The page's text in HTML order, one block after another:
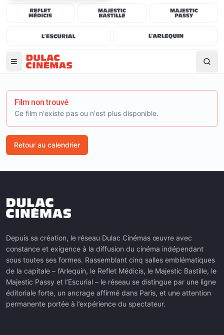
Film non trouvé
Ce film n'existe pas ou n'est plus disponible.
Retour au calendrier
Depuis sa création, le réseau Dulac Cinémas œuvre avec
constance et exigence à la diffusion du cinéma indépendant
sous toutes ses formes. Rassemblant cinq salles emblématiques
de la capitale – l’Arlequin, le Reflet Médicis, le Majestic Bastille, le
Majestic Passy et l’Escurial – le réseau se distingue par une ligne
éditoriale forte, un ancrage affirmé dans Paris, et une attention
permanente portée à l’expérience du spectateur.